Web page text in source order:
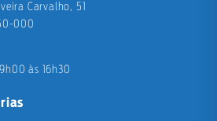
Carvalho, 51
000
às 16h30